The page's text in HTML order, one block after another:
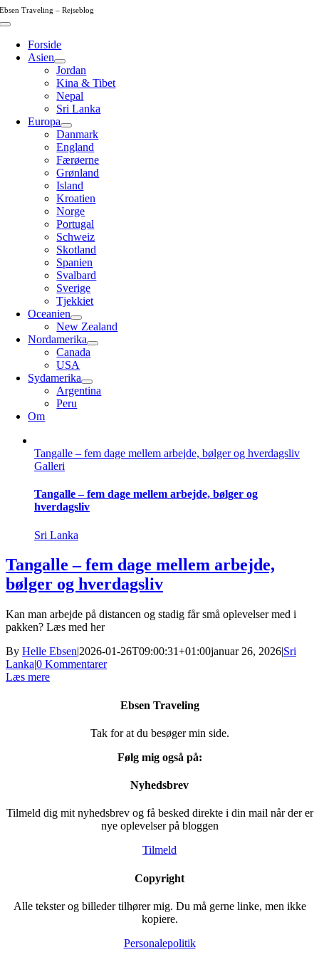
Skip
to
Ebsen Traveling – Rejseblog
Toggle
NavigationForside
Asien
Jordan
Kina & Tibet
Nepal
Sri Lanka
Europa
Danmark
England
Færøerne
Grønland
Island
Kroatien
Norge
Portugal
Schweiz
Skotland
Spanien
Svalbard
Sverige
Tjekkiet
Oceanien
New Zealand
Nordamerika
Canada
USA
Sydamerika
Argentina
Peru
Om
Tangalle – fem dage mellem arbejde, bølger og hverdagsliv
Galleri
Tangalle – fem dage mellem arbejde, bølger og
hverdagsliv
Sri Lanka
Tangalle – fem dage mellem arbejde,
bølger og hverdagsliv
Kan man arbejde på distancen og stadig får små oplevelser med i
pakken? Læs med her
By Helle Ebsen|2026-01-26T09:00:31+01:00januar 26, 2026|Sri
Lanka|0 Kommentarer
Læs mere
Ebsen Traveling
Tak for at du besøger min side.
Følg mig også på:
Nyhedsbrev
Tilmeld dig mit nyhedsbrev og få besked direkte i din mail når der er
nye oplevelser på bloggen
Tilmeld
Copyright
Alle tekster og billeder tilhører mig. Du må gerne linke, men ikke
kopiere.
Personalepolitik